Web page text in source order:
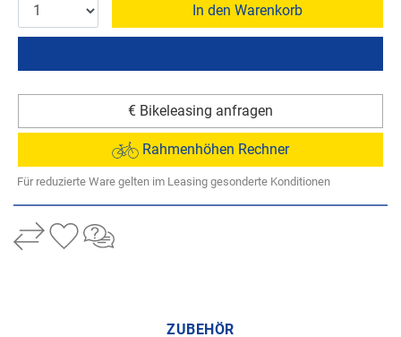
In den Warenkorb
€ Bikeleasing anfragen
Rahmenhöhen Rechner
Für reduzierte Ware gelten im Leasing gesonderte Konditionen
ZUBEHÖR